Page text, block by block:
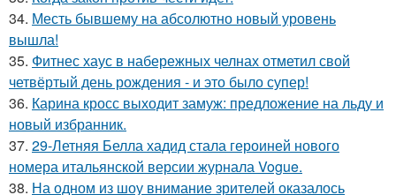
34. Месть бывшему на абсолютно новый уровень
вышла!
35. Фитнес хаус в набережных челнах отметил свой
четвёртый день рождения - и это было супер!
36. Карина кросс выходит замуж: предложение на льду и
новый избранник.
37. 29-Летняя Белла хадид стала героиней нового
номера итальянской версии журнала Vogue.
38. На одном из шоу внимание зрителей оказалось